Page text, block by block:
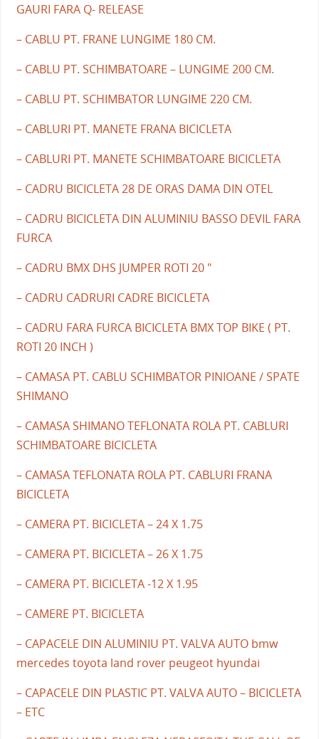
GAURI FARA Q- RELEASE
– CABLU PT. FRANE LUNGIME 180 CM.
– CABLU PT. SCHIMBATOARE – LUNGIME 200 CM.
– CABLU PT. SCHIMBATOR LUNGIME 220 CM.
– CABLURI PT. MANETE FRANA BICICLETA
– CABLURI PT. MANETE SCHIMBATOARE BICICLETA
– CADRU BICICLETA 28 DE ORAS DAMA DIN OTEL
– CADRU BICICLETA DIN ALUMINIU BASSO DEVIL FARA
FURCA
– CADRU BMX DHS JUMPER ROTI 20 "
– CADRU CADRURI CADRE BICICLETA
– CADRU FARA FURCA BICICLETA BMX TOP BIKE ( PT.
ROTI 20 INCH )
– CAMASA PT. CABLU SCHIMBATOR PINIOANE / SPATE
SHIMANO
– CAMASA SHIMANO TEFLONATA ROLA PT. CABLURI
SCHIMBATOARE BICICLETA
– CAMASA TEFLONATA ROLA PT. CABLURI FRANA
BICICLETA
– CAMERA PT. BICICLETA – 24 X 1.75
– CAMERA PT. BICICLETA – 26 X 1.75
– CAMERA PT. BICICLETA -12 X 1.95
– CAMERE PT. BICICLETA
– CAPACELE DIN ALUMINIU PT. VALVA AUTO bmw
mercedes toyota land rover peugeot hyundai
– CAPACELE DIN PLASTIC PT. VALVA AUTO – BICICLETA
– ETC